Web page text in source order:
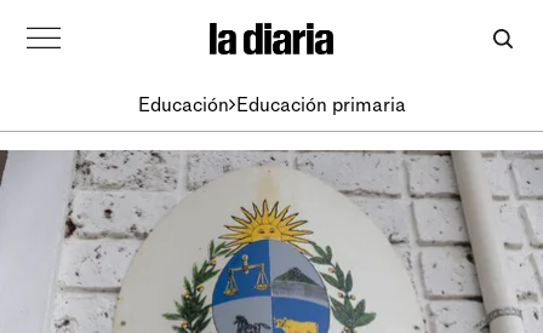
Educación Educación primaria